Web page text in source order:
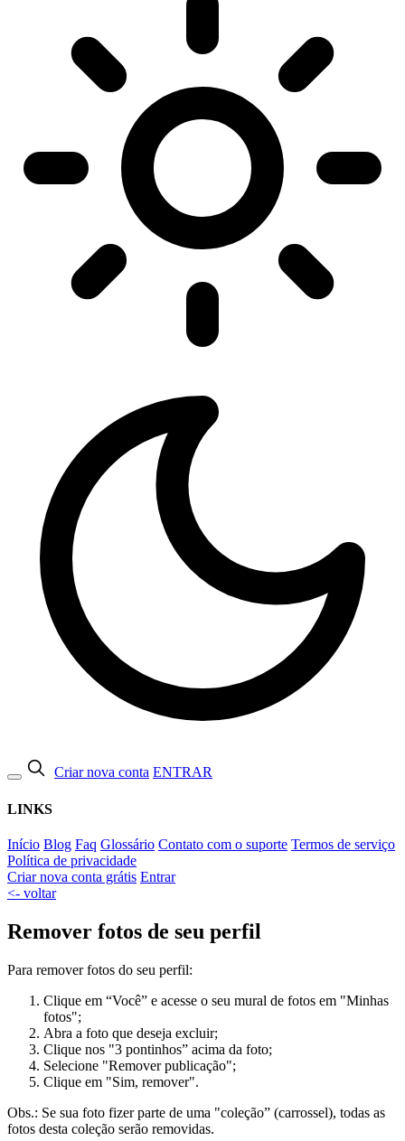
Criar nova conta ENTRAR
LINKS
Início Blog Faq Glossário Contato com o suporte Termos de serviço
Política de privacidade
Criar nova conta grátis Entrar
<- voltar
Remover fotos de seu perfil
Para remover fotos do seu perfil:
Clique em “Você” e acesse o seu mural de fotos em "Minhas
fotos";
Abra a foto que deseja excluir;
Clique nos "3 pontinhos” acima da foto;
Selecione "Remover publicação";
Clique em "Sim, remover".
Obs.: Se sua foto fizer parte de uma "coleção” (carrossel), todas as
fotos desta coleção serão removidas.